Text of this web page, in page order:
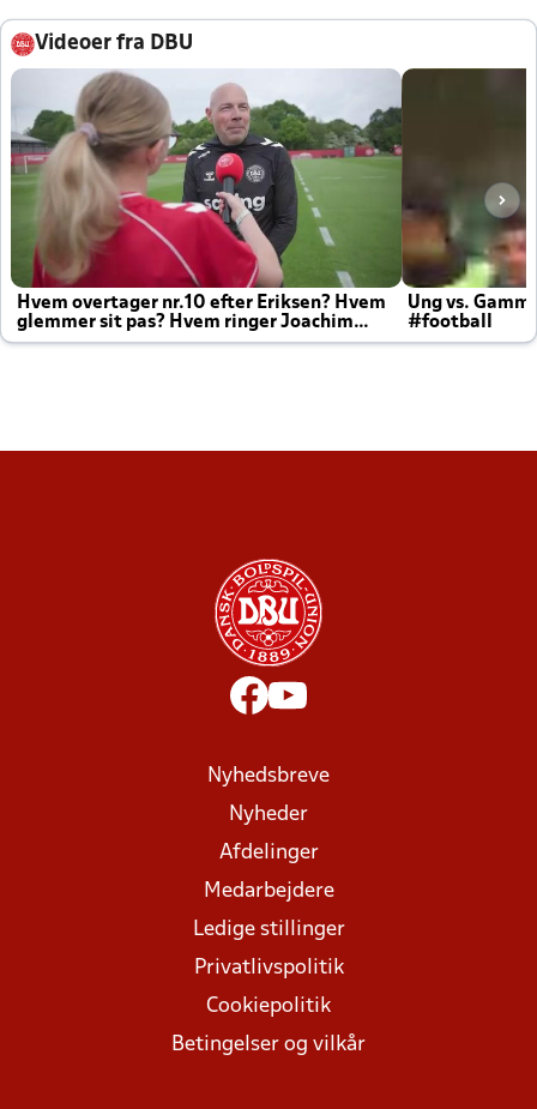
Videoer fra DBU
Hvem overtager nr.10 efter Eriksen? Hvem
glemmer sit pas? Hvem ringer Joachim
altid til efter kampe?
Ung vs.
#football
Nyhedsbreve
Nyheder
Afdelinger
Medarbejdere
Ledige stillinger
Privatlivspolitik
Cookiepolitik
Betingelser og vilkår